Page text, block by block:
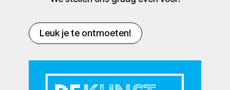
Leuk je te ontmoeten!